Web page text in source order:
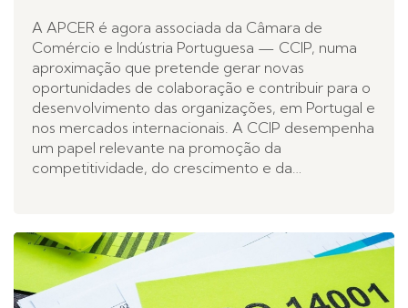
A APCER é agora associada da Câmara de
Comércio e Indústria Portuguesa — CCIP, numa
aproximação que pretende gerar novas
oportunidades de colaboração e contribuir para o
desenvolvimento das organizações, em Portugal e
nos mercados internacionais. A CCIP desempenha
um papel relevante na promoção da
competitividade, do crescimento e da…